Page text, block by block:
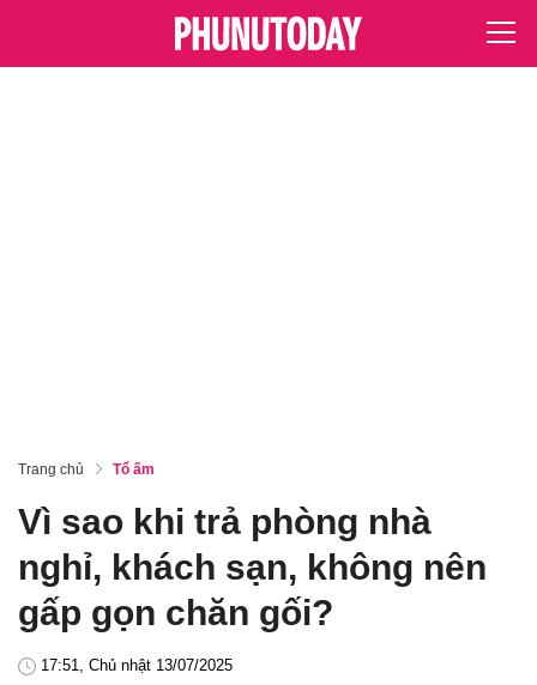
Trang chủ Tổ ấm
Vì sao khi trả phòng nhà
nghỉ, khách sạn, không nên
gấp gọn chăn gối?
17:51, Chủ nhật 13/07/2025